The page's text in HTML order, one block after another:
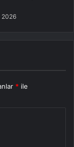
2026
* ile